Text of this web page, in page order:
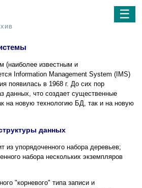
☰
(наиболее известным и
Information Management System (IMS)
появилась в 1968 г. До сих пор
данных, что создает существенные
на новую технологию БД, так и на новую
данных
из упорядоченного набора деревьев;
набора нескольких экземпляров
"корневого" типа записи и